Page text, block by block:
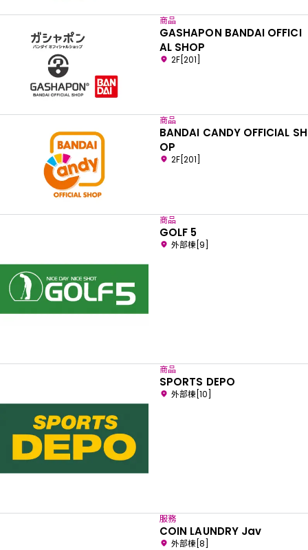
商品
GASHAPON BANDAI OFFICI
AL SHOP
2F[201]
商品
BANDAI CANDY OFFICIAL SH
OP
2F[201]
商品
GOLF 5
外部棟[9]
商品
SPORTS DEPO
外部棟[10]
服務
COIN LAUNDRY Jav
外部棟[8]